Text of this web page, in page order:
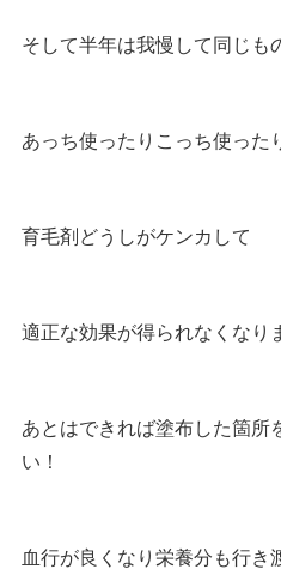
そして半年は我慢して同じも
あっち使ったりこっち使った
育毛剤どうしがケンカして
適正な効果が得られなくなり
あとはできれば塗布した箇所
い！
血行が良くなり栄養分も行き